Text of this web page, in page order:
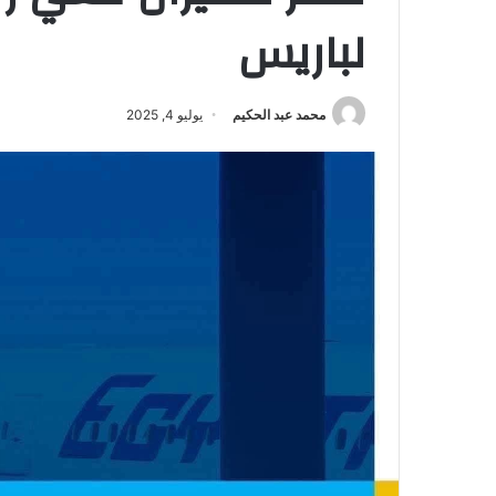
لباريس
محمد عبد الحكيم يوليو 4, 2025